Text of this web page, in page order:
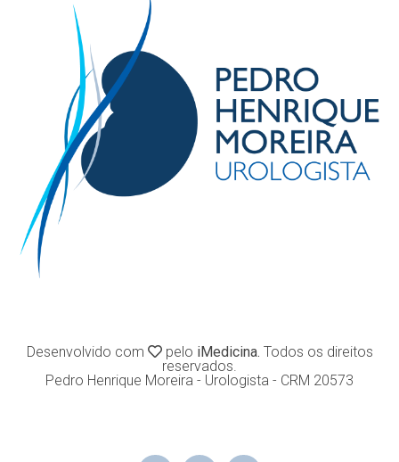
Desenvolvido com pelo iMedicina. Todos os direitos
reservados.
Pedro Henrique Moreira - Urologista - CRM 20573